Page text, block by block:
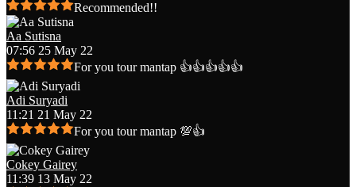
Recommended!!
Aa Sutisna
07:56 25 May 22
For you tour mantap 👍👍👍👍👍
Adi Suryadi
11:21 21 May 22
For you tour mantap 💯👍
Cokey Gairey
11:39 13 May 22